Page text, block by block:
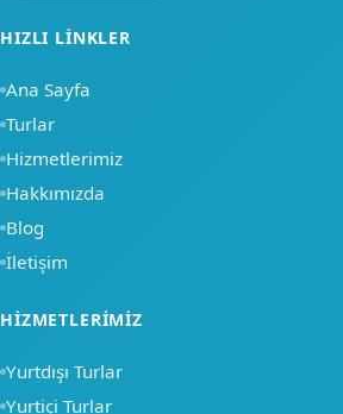
HIZLI LINKLER
Ana Sayfa
Turlar
Hizmetlerimiz
Hakkımızda
Blog
İletişim
HIZMETLERIMIZ
Yurtdışı Turlar
Yurtiçi Turlar
Merhaba, nasıl
yardımcı olabiliriz?